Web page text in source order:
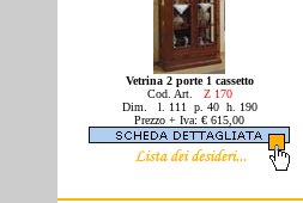
Vetrina 2 porte 1 cassetto
Cod. Art.
Z 170
Dim.
l. 111 p. 40 h. 190
Prezzo + Iva: € 615,00